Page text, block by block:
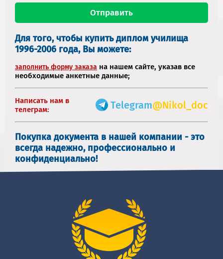
Для того, чтобы купить диплом училища
1996-2006 года, Вы можете:
заполнить форму заказа на нашем сайте, указав все
необходимые анкетные данные;
Написать нам в
телеграм:
Telegram@Nikol_doc
Покупка документа в нашей компании - это
всегда надежно, профессионально и
конфиденциально!